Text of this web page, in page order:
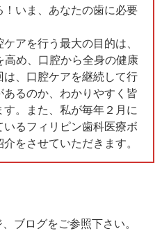
いま、あなたの歯に必要
アを行う最大の目的は、
め、口腔から全身の健康
、口腔ケアを継続して行
るのか、わかりやすく皆
。また、私が毎年２月に
るフィリピン歯科医療ボ
をさせていただきます。
ブログをご参照下さい。